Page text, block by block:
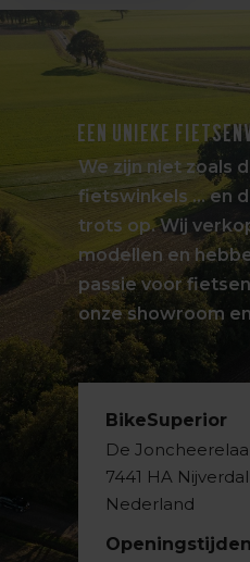
EEN UNIEKE
We zijn niet zoals
fietswinkels … en
trots op. Wij
modellen en
passie voor
onze showroom
BikeSuperior
De
7441 HA Nijverdal
Nederland
Openingstijden